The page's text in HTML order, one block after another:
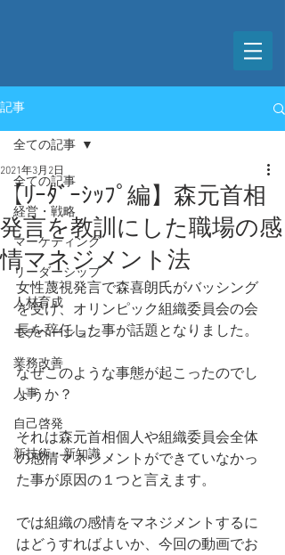
記事
全ての記事
経営・戦略
マーケティング
リーダーシップ
人材育成
モチベーション
業務改善
人事
自己啓発
新技術・新知識
全ての記事
【ﾘｰﾀﾞｰｼｯﾌﾟ編】森元首相
発言を教訓にした職場の感
情マネジメント法
2021年3月2日
女性蔑視発言で森喜朗氏がバッシング
を受け、オリンピック組織委員会の会
長を辞任した事が話題となりました。
なぜこのような事態が起こったのでし
ょうか？
それは森元首相個人や組織委員会全体
の感情マネジメントができていなかっ
た事が原因の１つと言えます。
では組織の感情をマネジメントするに
はどうすればよいか、今回の動画でお